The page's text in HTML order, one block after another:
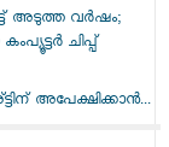
അടുത്ത വര്‍ഷം;
ചിപ്പ്
അപേക്ഷിക്കാന്‍...